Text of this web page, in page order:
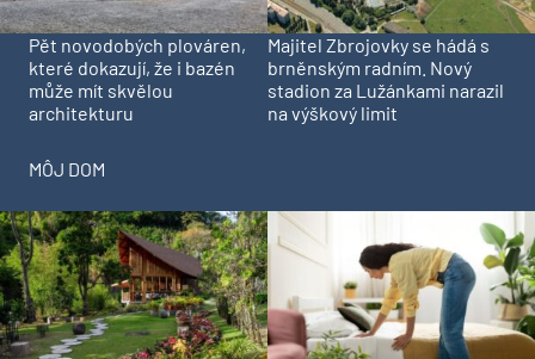
Pět novodobých plováren,
které dokazují, že i bazén
může mít skvělou
architekturu
Majitel Zbrojovky se hádá s
brněnským radním. Nový
stadion za Lužánkami narazil
na výškový limit
MÔJ DOM